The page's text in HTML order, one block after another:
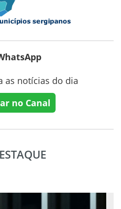
as notícias do dia
no Canal